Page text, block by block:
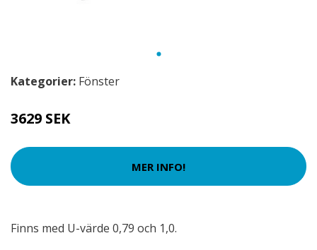
Kategorier: Fönster
3629 SEK
MER INFO!
Finns med U-värde 0,79 och 1,0.